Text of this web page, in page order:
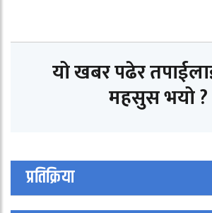
यो खबर पढेर
महसुस भयो ?
प्रतिक्रिया